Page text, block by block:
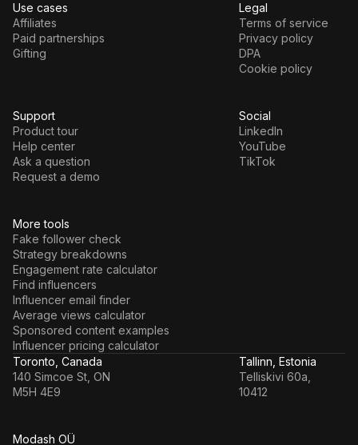
More tools
Fake follower check
Strategy breakdowns
Engagement rate calculator
Find influencers
Influencer email finder
Average views calculator
Sponsored content examples
Influencer pricing calculator
Use cases
Affiliates
Paid partnerships
Gifting
Legal
Terms of service
Privacy policy
DPA
Cookie policy
Support
Product tour
Help center
Ask a question
Request a demo
Social
LinkedIn
YouTube
TikTok
Modash OÜ
Toronto, Canada
140 Simcoe St, ON
M5H 4E9
Tallinn, Estonia
Telliskivi 60a,
10412